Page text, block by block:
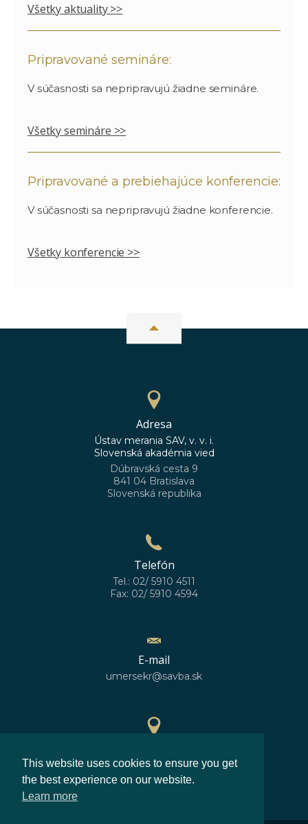
Všetky aktuality >>
Pripravované semináre:
V súčasnosti sa nepripravujú žiadne semináre.
Všetky semináre >>
Pripravované a prebiehajúce konferencie:
V súčasnosti sa nepripravujú žiadne konferencie.
Všetky konferencie >>
Adresa
Ústav merania SAV, v. v. i.
Slovenská akadémia vied
Dúbravská cesta 9
841 04 Bratislava
Slovenská republika
Telefón
Tel.: 02/ 5910 4511
Fax: 02/ 5910 4594
E-mail
umersekr@savba.sk
48°10'10''N
17°04'06''E
This website uses cookies to ensure you get
the best experience on our website.
Learn more